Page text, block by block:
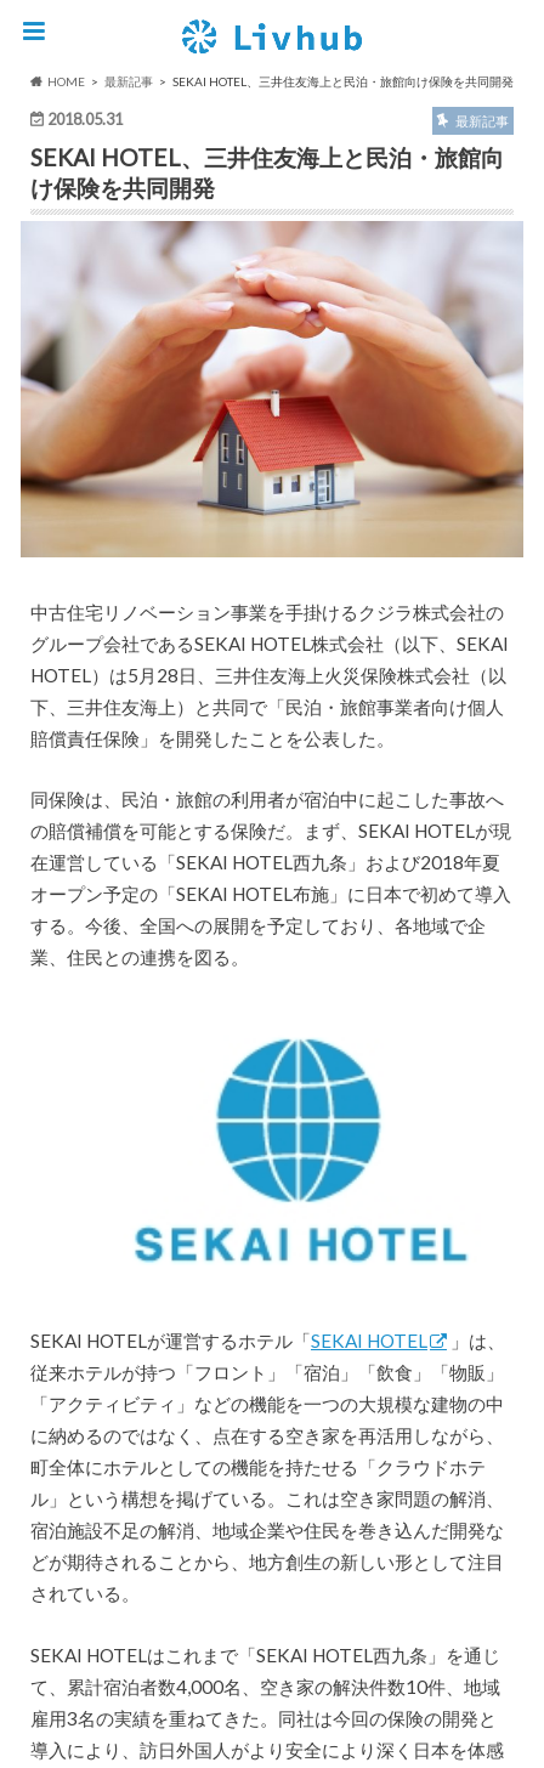
HOME 最新記事 SEKAI HOTEL、三井住友海上と民泊・旅館向け保険を共同開発
2018.05.31 最新記事
SEKAI HOTEL、三井住友海上と民泊・旅館向
け保険を共同開発
中古住宅リノベーション事業を手掛けるクジラ株式会社の
グループ会社であるSEKAI HOTEL株式会社（以下、SEKAI
HOTEL）は5月28日、三井住友海上火災保険株式会社（以
下、三井住友海上）と共同で「民泊・旅館事業者向け個人
賠償責任保険」を開発したことを公表した。
同保険は、民泊・旅館の利用者が宿泊中に起こした事故へ
の賠償補償を可能とする保険だ。まず、SEKAI HOTELが現
在運営している「SEKAI HOTEL西九条」および2018年夏
オープン予定の「SEKAI HOTEL布施」に日本で初めて導入
する。今後、全国への展開を予定しており、各地域で企
業、住民との連携を図る。
SEKAI HOTELが運営するホテル「SEKAI HOTEL
」は、
従来ホテルが持つ「フロント」「宿泊」「飲食」「物販」
「アクティビティ」などの機能を一つの大規模な建物の中
に納めるのではなく、点在する空き家を再活用しながら、
町全体にホテルとしての機能を持たせる「クラウドホテ
ル」という構想を掲げている。これは空き家問題の解消、
宿泊施設不足の解消、地域企業や住民を巻き込んだ開発な
どが期待されることから、地方創生の新しい形として注目
されている。
SEKAI HOTELはこれまで「SEKAI HOTEL西九条」を通じ
て、累計宿泊者数4,000名、空き家の解決件数10件、地域
雇用3名の実績を重ねてきた。同社は今回の保険の開発と
導入により、訪日外国人がより安全により深く日本を体感